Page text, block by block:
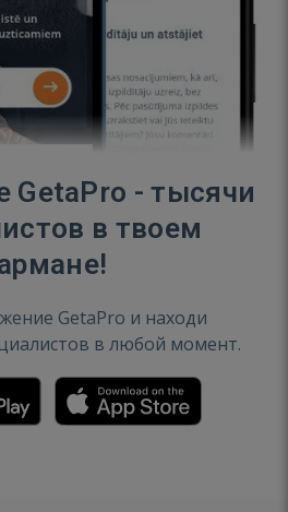
GetaPro - тысячи
в твоем
GetaPro и находи
в любой момент.